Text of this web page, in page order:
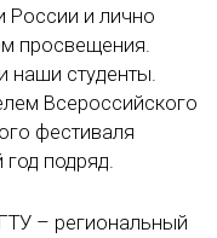
России и лично
просвещения.
наши студенты.
Всероссийского
фестиваля
подряд.
– региональный